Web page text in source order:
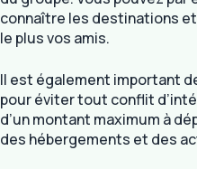
connaître les destinations
le plus vos amis.
Il est également important
pour éviter tout conflit
d’un montant maximum à
des hébergements et des